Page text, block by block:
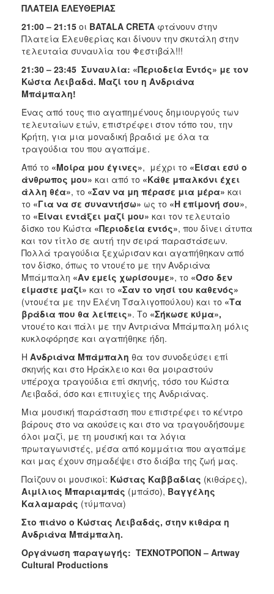
ΠΛΑΤΕΙΑ ΕΛΕΥΘΕΡΙΑΣ
21:00 – 21:15 οι BATALA CRETA φτάνουν στην
Πλατεία Ελευθερίας και δίνουν την σκυτάλη στην
τελευταία συναυλία του Φεστιβάλ!!!
21:30 – 23:45 Συναυλία: «Περιοδεία Εντός» με τον
Κώστα Λειβαδά. Μαζί του η Ανδριάνα
Μπάμπαλη!
Ένας από τους πιο αγαπημένους δημιουργούς των
τελευταίων ετών, επιστρέφει στον τόπο του, την
Κρήτη, για μια μοναδική βραδιά με όλα τα
τραγούδια του που αγαπάμε.
Από το «Μοίρα μου έγινες», μέχρι το «Είσαι εσύ ο
άνθρωπος μου» και από το «Κάθε μπαλκόνι έχει
άλλη θέα», το «Σαν να μη πέρασε μια μέρα» και
το «Για να σε συναντήσω» ως το «Η επίμονή σου»,
το «Είναι εντάξει μαζί μου» και τον τελευταίο
δίσκο του Κώστα «Περιοδεία εντός», που δίνει άτυπα
και τον τίτλο σε αυτή την σειρά παραστάσεων.
Πολλά τραγούδια ξεχώρισαν και αγαπήθηκαν από
τον δίσκο, όπως το ντουέτο με την Ανδριάνα
Μπάμπαλη «Αν εμείς χωρίσουμε», το «Όσο δεν
είμαστε μαζί» και το «Σαν το νησί του καθενός»
(ντουέτα με την Ελένη Τσαλιγοπούλου) και το «Τα
βράδια που θα λείπεις». Το «Σήκωσε κύμα»,
ντουέτο και πάλι με την Αντριάνα Μπάμπαλη μόλις
κυκλοφόρησε και αγαπήθηκε ήδη.
Η Ανδριάνα Μπάμπαλη θα τον συνοδεύσει επί
σκηνής και στο Ηράκλειο και θα μοιραστούν
υπέροχα τραγούδια επί σκηνής, τόσο του Κώστα
Λειβαδά, όσο και επιτυχίες της Ανδριάνας.
Μια μουσική παράσταση που επιστρέφει το κέντρο
βάρους στο να ακούσεις και στο να τραγουδήσουμε
όλοι μαζί, με τη μουσική και τα λόγια
πρωταγωνιστές, μέσα από κομμάτια που αγαπάμε
και μας έχουν σημαδέψει στο διάβα της ζωή μας.
Παίζουν οι μουσικοί: Κώστας Καββαδίας (κιθάρες),
Αιμίλιος Μπαριαμπάς (μπάσο), Βαγγέλης
Καλαμαράς (τύμπανα)
Στο πιάνο ο Κώστας Λειβαδάς, στην κιθάρα η
Ανδριάνα Μπάμπαλη.
Οργάνωση παραγωγής: ΤΕΧΝΟΤΡΟΠΟΝ – Artway
Cultural Productions